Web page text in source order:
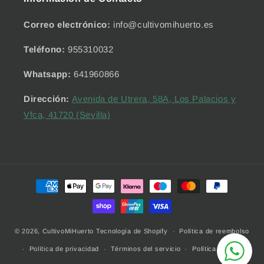
Correo electrónico: info@cultivomihuerto.es
Teléfono: 955310032
Whatsapp: 641960866
Dirección: Avenida de Utrera, 58A, Los Palacios y
Vfca, 41720 (Sevilla)
Formas
© 2026, CultivoMiHuerto Tecnología de Shopify Política de reembolso
Política de privacidad Términos del servicio Política de envío